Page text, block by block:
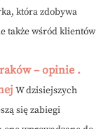
która zdobywa
także wśród klientów
– opinie .
W dzisiejszych
się zabiegi